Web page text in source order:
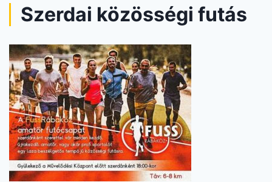
Szerdai közösségi futás